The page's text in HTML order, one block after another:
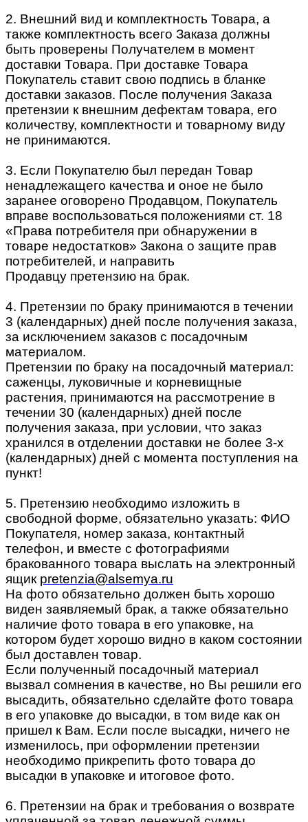
2. Внешний вид и комплектность Товара, а
также комплектность всего Заказа должны
быть проверены Получателем в момент
доставки Товара. При доставке Товара
Покупатель ставит свою подпись в бланке
доставки заказов. После получения Заказа
претензии к внешним дефектам товара, его
количеству, комплектности и товарному виду
не принимаются.
3. Если Покупателю был передан Товар
ненадлежащего качества и оное не было
заранее оговорено Продавцом, Покупатель
вправе воспользоваться положениями ст. 18
«Права потребителя при обнаружении в
товаре недостатков» Закона о защите прав
потребителей, и направить
Продавцу претензию на брак.
4. Претензии по браку принимаются в течении
3 (календарных) дней после получения заказа,
за исключением заказов с посадочным
материалом.
Претензии по браку на посадочный материал:
саженцы, луковичные и корневищные
растения, принимаются на рассмотрение в
течении 30 (календарных) дней после
получения заказа, при условии, что заказ
хранился в отделении доставки не более 3-х
(календарных) дней с момента поступления на
пункт!
5. Претензию необходимо изложить в
свободной форме, обязательно указать: ФИО
Покупателя, номер заказа, контактный
телефон, и вместе с фотографиями
бракованного товара выслать на электронный
ящик pretenzia@alsemya.ru
На фото обязательно должен быть хорошо
виден заявляемый брак, а также обязательно
наличие фото товара в его упаковке, на
котором будет хорошо видно в каком состоянии
был доставлен товар.
Если полученный посадочный материал
вызвал сомнения в качестве, но Вы решили его
высадить, обязательно сделайте фото товара
в его упаковке до высадки, в том виде как он
пришел к Вам. Если после высадки, ничего не
изменилось, при оформлении претензии
необходимо прикрепить фото товара до
высадки в упаковке и итоговое фото.
6. Претензии на брак и требования о возврате